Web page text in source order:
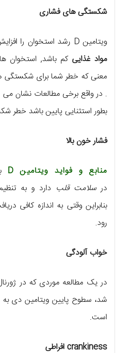
شکستگی های فشاری
ویتامین D رشد استخوان را افزایش می دهد – اما وقتی که در
مواد غذاییکم باشد, استخوان
معنی که خطر شما برای شکستگی
بطور استثنایی پایین باشد خطر
فشار خون بالا
منابع و فواید ویتامین D
درسلامت قلب دارد و به
بنابراین وقتی به اندازه کافی
رود.
خواب آلودگی
در یک مطالعه موردی که در
شد، سطوح پایین ویتامین دی به
است.
crankiness افراطی